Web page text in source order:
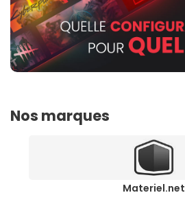
Nos marques
Materiel.net